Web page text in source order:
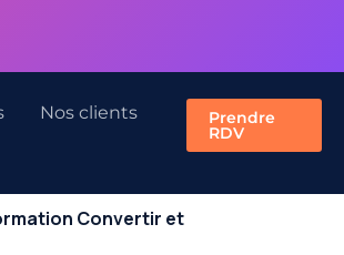
Nos clients
Prendre
RDV
Convertir et